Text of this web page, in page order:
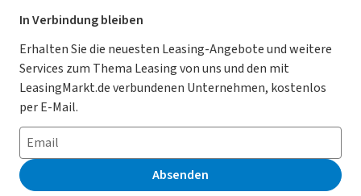
Für Händler
Kooperation mit AutoScout24
AGB
Datenschutz
Impressum
Erklärung zur Barrierefreiheit
Ratgeber
Magazin
Datenschutz-Einstellungen
So funktioniert’s
Häufig gestellte Fragen
Leasing-Lexikon
Auto-Tests
Leasing Deals
Gebrauchtwagen Leasing
Leasing ohne Anzahlung
E-Auto Leasing
Privatleasing
Leasing-Vergleiche
Herstellerverzeichnis
In Verbindung bleiben
Erhalten Sie die neuesten Leasing-Angebote und weitere
Services zum Thema Leasing von uns und den mit
LeasingMarkt.de verbundenen Unternehmen, kostenlos
per E-Mail.
Absenden